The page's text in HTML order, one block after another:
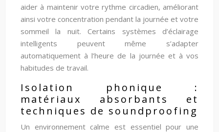
aider à maintenir votre rythme circadien, améliorant
ainsi votre concentration pendant la journée et votre
sommeil la nuit. Certains systèmes d’éclairage
intelligents peuvent même s’adapter
automatiquement à l’heure de la journée et à vos
habitudes de travail.
Isolation phonique :
matériaux absorbants et
techniques de soundproofing
Un environnement calme est essentiel pour une